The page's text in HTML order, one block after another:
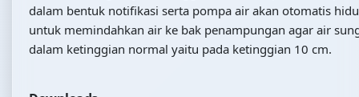
dalam bentuk notifikasi serta pompa air akan otomatis
untuk memindahkan air ke bak penampungan agar air
dalam ketinggian normal yaitu pada ketinggian 10 cm.